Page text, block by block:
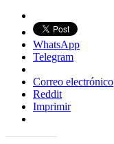
WhatsApp
Telegram
Correo electrónico
Reddit
Imprimir